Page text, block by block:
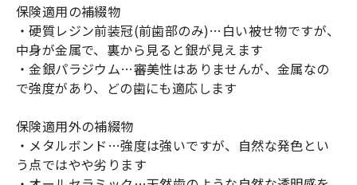
保険適用の補綴物
・硬質レジン前装冠(前歯部のみ)…白い被せ物ですが、
中身が金属で、裏から見ると銀が見えます
・金銀パラジウム…審美性はありませんが、金属なの
で強度があり、どの歯にも適応します
保険適用外の補綴物
・メタルボンド…強度は強いですが、自然な発色とい
う点ではやや劣ります